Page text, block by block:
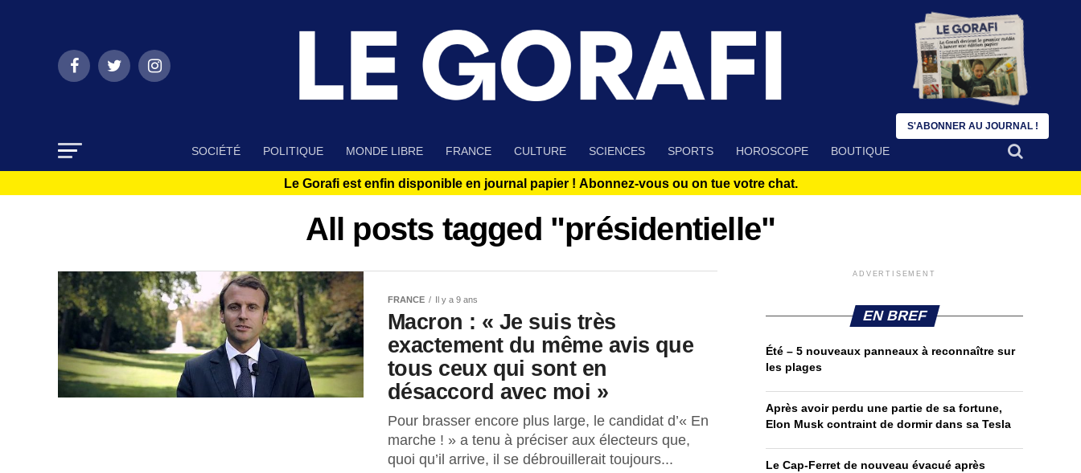
SOCIÉTÉ POLITIQUE MONDE LIBRE FRANCE CULTURE SCIENCES SPORTS HOROSCOPE BOUTIQUE
Le Gorafi est enfin disponible en journal papier ! Abonnez-vous ou on tue votre chat.
All posts tagged "présidentielle"
FRANCE Il y a 9 ans
Macron : « Je suis très
exactement du même avis que
tous ceux qui sont en
désaccord avec moi »
Pour brasser encore plus large, le candidat d’« En
marche ! » a tenu à préciser aux électeurs que,
quoi qu’il arrive, il se débrouillerait toujours...
ADVERTISEMENT
EN BREF
Été – 5 nouveaux panneaux à reconnaître sur
les plages
Après avoir perdu une partie de sa fortune,
Elon Musk contraint de dormir dans sa Tesla
Le Cap-Ferret de nouveau évacué après
S'ABONNER AU JOURNAL !